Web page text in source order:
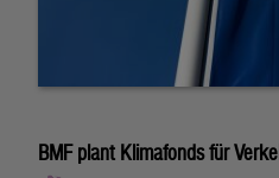
BMF plant Klimafonds für